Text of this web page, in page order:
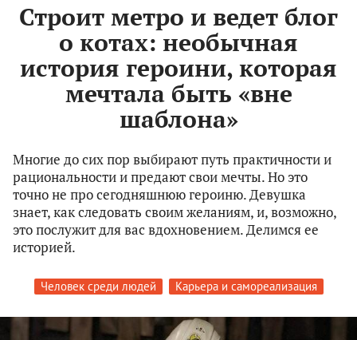
Строит метро и ведет блог
о котах: необычная
история героини, которая
мечтала быть «вне
шаблона»
Многие до сих пор выбирают путь практичности и
рациональности и предают свои мечты. Но это
точно не про сегодняшнюю героиню. Девушка
знает, как следовать своим желаниям, и, возможно,
это послужит для вас вдохновением. Делимся ее
историей.
Человек среди людей Карьера и самореализация